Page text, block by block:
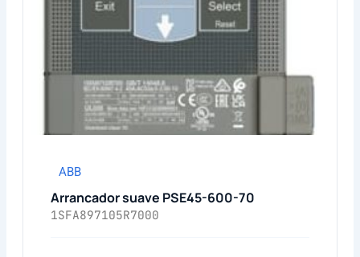
ABB
Arrancador suave PSE45-600-70
1SFA897105R7000